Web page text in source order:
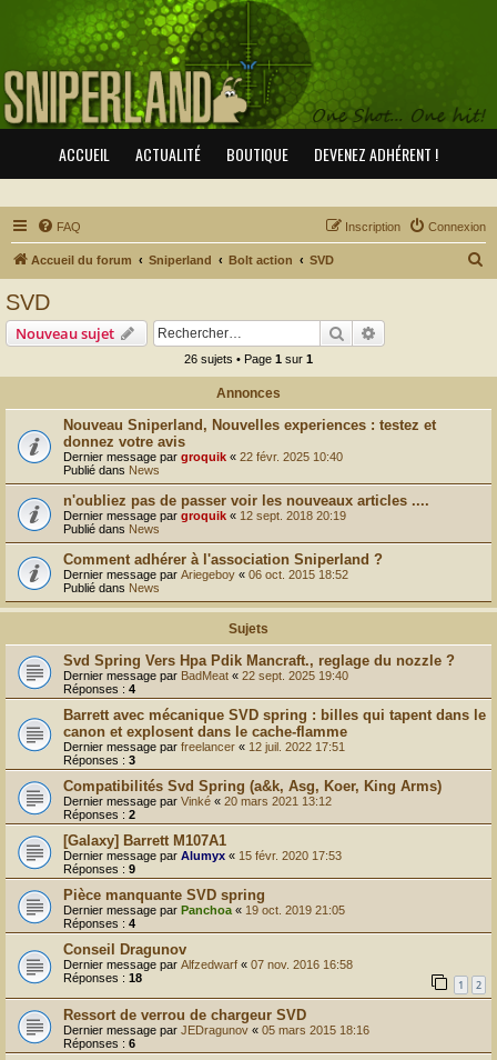
ACCUEIL ACTUALITÉ BOUTIQUE DEVENEZ ADHÉRENT !
FAQ Connexion
Inscription
Accueil du forum Sniperland Bolt action SVD
SVD
Nouveau sujet Rechercher
26 sujets • Page 1 sur 1
Annonces
Nouveau Sniperland, Nouvelles experiences : testez et
donnez votre avis
Dernier message par groquik « 22 févr. 2025 10:40
Publié dans News
n'oubliez pas de passer voir les nouveaux articles ....
Dernier message par groquik « 12 sept. 2018 20:19
Publié dans News
Comment adhérer à l'association Sniperland ?
Dernier message par Ariegeboy « 06 oct. 2015 18:52
Publié dans News
Sujets
Svd Spring Vers Hpa Pdik Mancraft., reglage du nozzle ?
Dernier message par BadMeat « 22 sept. 2025 19:40
Réponses : 4
Barrett avec mécanique SVD spring : billes qui tapent dans le
canon et explosent dans le cache-flamme
Dernier message par freelancer « 12 juil. 2022 17:51
Réponses : 3
Compatibilités Svd Spring (a&k, Asg, Koer, King Arms)
Dernier message par Vinké « 20 mars 2021 13:12
Réponses : 2
[Galaxy] Barrett M107A1
Dernier message par Alumyx « 15 févr. 2020 17:53
Réponses : 9
Pièce manquante SVD spring
Dernier message par Panchoa« 19 oct. 2019 21:05
Réponses : 4
Conseil Dragunov
Dernier message par Alfzedwarf « 07 nov. 2016 16:58
Réponses : 18 1 2
Ressort de verrou de chargeur SVD
Dernier message par JEDragunov « 05 mars 2015 18:16
Réponses : 6